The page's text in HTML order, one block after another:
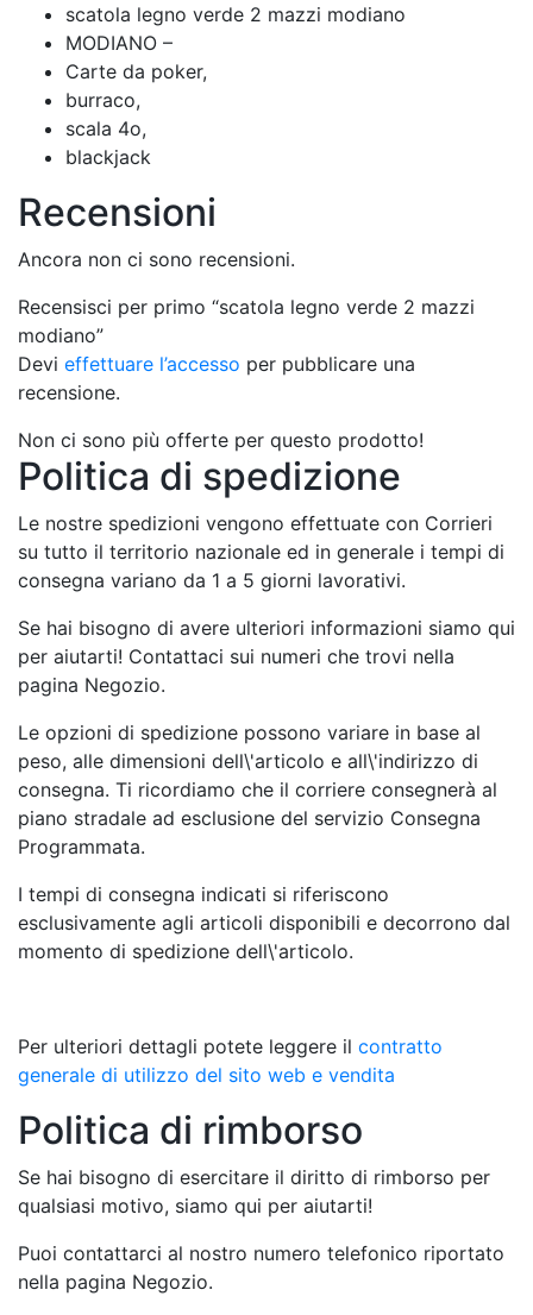
scatola legno verde 2 mazzi modiano
MODIANO –
Carte da poker,
burraco,
scala 4o,
blackjack
Recensioni
Ancora non ci sono recensioni.
Recensisci per primo “scatola legno verde 2 mazzi
modiano”
Devi effettuare l’accesso per pubblicare una
recensione.
Non ci sono più offerte per questo prodotto!
Politica di spedizione
Le nostre spedizioni vengono effettuate con Corrieri
su tutto il territorio nazionale ed in generale i tempi di
consegna variano da 1 a 5 giorni lavorativi.
Se hai bisogno di avere ulteriori informazioni siamo qui
per aiutarti! Contattaci sui numeri che trovi nella
pagina Negozio.
Le opzioni di spedizione possono variare in base al
peso, alle dimensioni dell\'articolo e all\'indirizzo di
consegna. Ti ricordiamo che il corriere consegnerà al
piano stradale ad esclusione del servizio Consegna
Programmata.
I tempi di consegna indicati si riferiscono
esclusivamente agli articoli disponibili e decorrono dal
momento di spedizione dell\'articolo.
Per ulteriori dettagli potete leggere il contratto
generale di utilizzo del sito web e vendita
Politica di rimborso
Se hai bisogno di esercitare il diritto di rimborso per
qualsiasi motivo, siamo qui per aiutarti!
Puoi contattarci al nostro numero telefonico riportato
nella pagina Negozio.